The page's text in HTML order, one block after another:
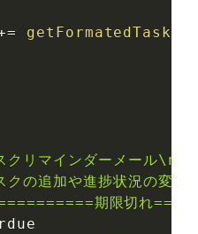
getFormatedTask
クリマインダーメール\n'
クの追加や進捗状況の変更
期限切れ